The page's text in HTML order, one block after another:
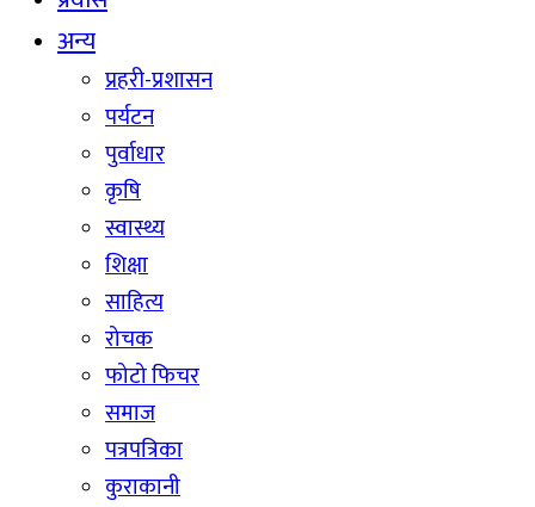
अन्य
प्रहरी-प्रशासन
पर्यटन
पुर्वाधार
कृषि
स्वास्थ्य
शिक्षा
साहित्य
रोचक
फोटो फिचर
समाज
पत्रपत्रिका
कुराकानी